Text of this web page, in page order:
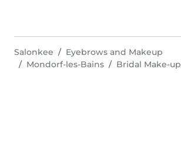
Salonkee
Eyebrows and Makeup
Mondorf-les-Bains
Bridal Make-up